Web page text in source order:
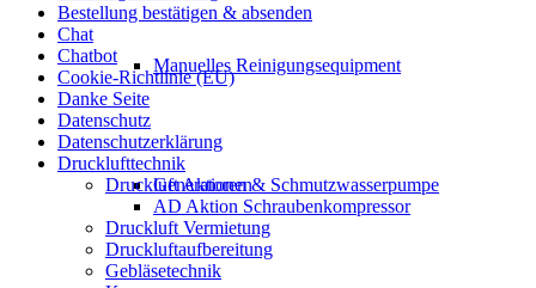
Manuelles Reinigungsequipment
Generatoren & Schmutzwasserpumpe
Bestellung bestätigen & absenden
Chat
Chatbot
Cookie-Richtlinie (EU)
Danke Seite
Datenschutz
Datenschutzerklärung
Drucklufttechnik
Druckluft Aktionen
AD Aktion Schraubenkompressor
Druckluft Vermietung
Druckluftaufbereitung
Gebläsetechnik